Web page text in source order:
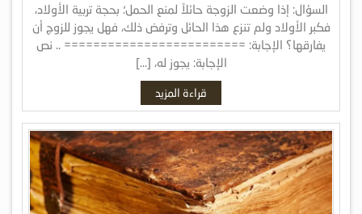
السؤال: إذا وضعت الزوجة حائلاً لمنع الحمل؛ بحجة تربية الأولاد،
فكبر الأولاد ولم تنزع هذا الحائل وترفض ذلك، فهل يجوز للزوج أن
يفارقها؟ الإجابة: ========================= .. نص
الإجابة: يجوز له، […]
قراءة المزيد